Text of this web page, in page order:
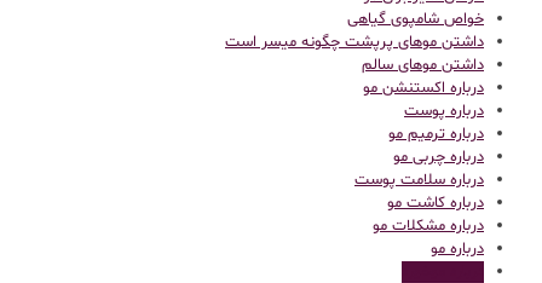
خواص شامپوی گیاهی
داشتن موهای پرپشت چگونه میسر است
داشتن موهای سالم
درباره اکستنشن مو
درباره پوست
درباره ترمیم مو
درباره چربی مو
درباره سلامت پوست
درباره کاشت مو
درباره مشکلات مو
درباره مو